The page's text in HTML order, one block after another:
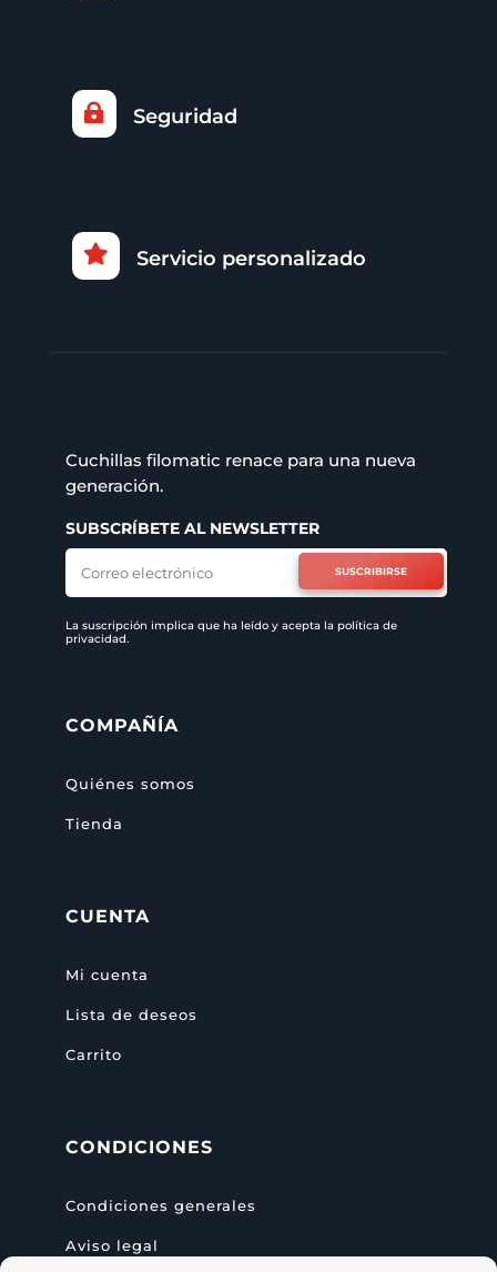
 Seguridad
 Servicio personalizado
Cuchillas filomatic renace para una nueva
generación.
SUBSCRÍBETE AL NEWSLETTER
SUSCRIBIRSE
La suscripción implica que ha leído y acepta la política de
privacidad.
COMPAÑÍA
Quiénes somos
Tienda
CUENTA
Mi cuenta
Lista de deseos
Carrito
CONDICIONES
Condiciones generales
Aviso legal